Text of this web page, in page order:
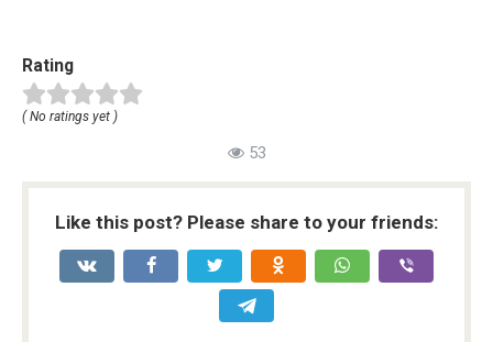
Rating
( No ratings yet )
53
Like this post? Please share to your friends: